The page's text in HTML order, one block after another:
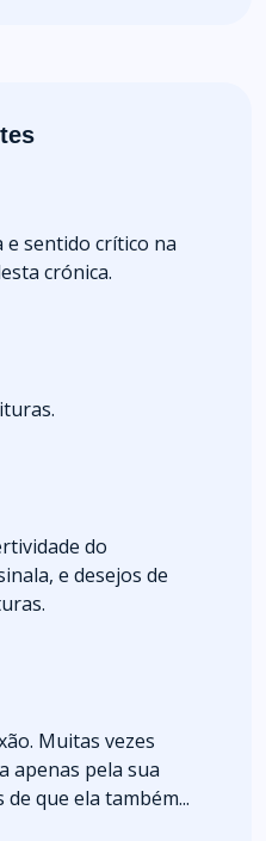
sentido crítico na
crónica.
do
e desejos de
Muitas vezes
apenas pela sua
que ela também...